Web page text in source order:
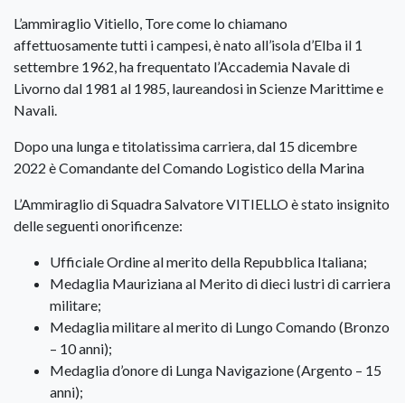
L’ammiraglio Vitiello, Tore come lo chiamano
affettuosamente tutti i campesi, è nato all’isola d’Elba il 1
settembre 1962, ha frequentato l’Accademia Navale di
Livorno dal 1981 al 1985, laureandosi in Scienze Marittime e
Navali.
Dopo una lunga e titolatissima carriera, dal 15 dicembre
2022 è Comandante del Comando Logistico della Marina
L’Ammiraglio di Squadra Salvatore VITIELLO è stato insignito
delle seguenti onorificenze:
Ufficiale Ordine al merito della Repubblica Italiana;
Medaglia Mauriziana al Merito di dieci lustri di carriera
militare;
Medaglia militare al merito di Lungo Comando (Bronzo
– 10 anni);
Medaglia d’onore di Lunga Navigazione (Argento – 15
anni);